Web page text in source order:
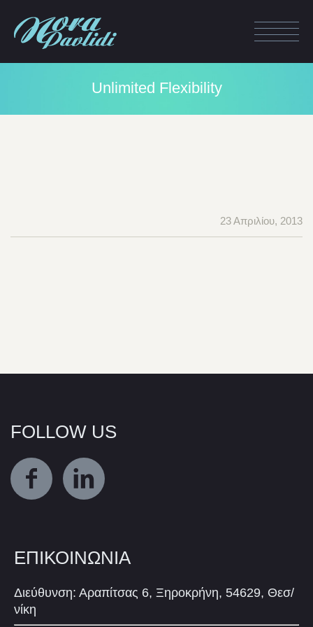
Unlimited Flexibility
23 Απριλίου, 2013
FOLLOW US
ΕΠΙΚΟΙΝΩΝΙΑ
Διεύθυνση: Αραπίτσας 6, Ξηροκρήνη, 54629, Θεσ/
νίκη